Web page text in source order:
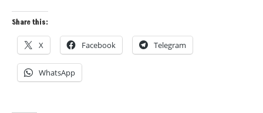
Share this:
X Facebook Telegram
WhatsApp